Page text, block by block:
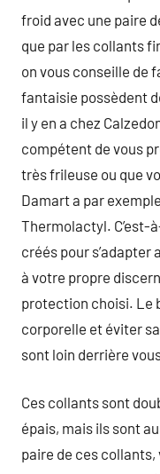
froid avec une paire
que par les collants
on vous conseille de
fantaisie possèdent
il y en a chez
compétent de vous
très frileuse ou que
Damart a par
Thermolactyl. C’est-
créés pour
à votre propre
protection choisi. Le
corporelle et éviter
sont loin derrière
Ces collants sont
épais, mais ils sont
paire de ces